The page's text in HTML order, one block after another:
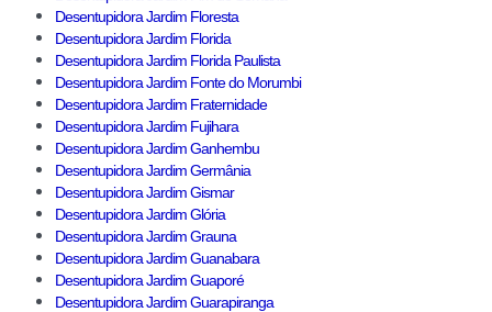
Desentupidora Jardim Floresta
Desentupidora Jardim Florida
Desentupidora Jardim Florida Paulista
Desentupidora Jardim Fonte do Morumbi
Desentupidora Jardim Fraternidade
Desentupidora Jardim Fujihara
Desentupidora Jardim Ganhembu
Desentupidora Jardim Germânia
Desentupidora Jardim Gismar
Desentupidora Jardim Glória
Desentupidora Jardim Grauna
Desentupidora Jardim Guanabara
Desentupidora Jardim Guaporé
Desentupidora Jardim Guarapiranga